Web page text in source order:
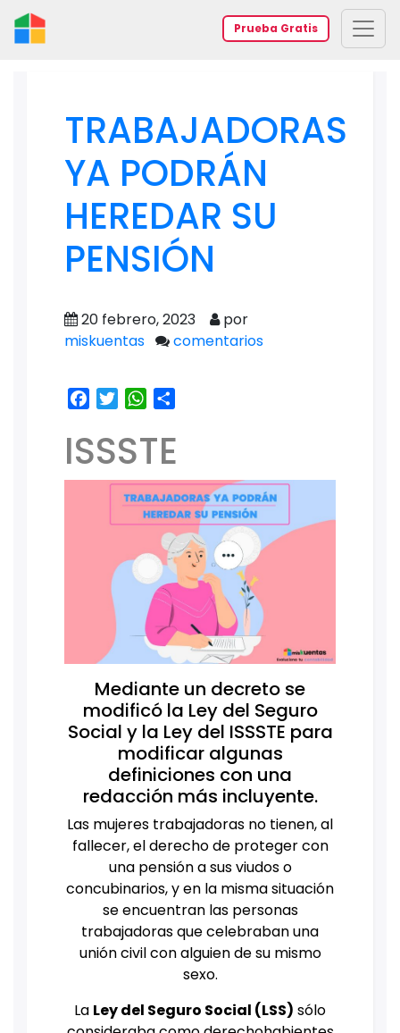
Prueba Gratis
TRABAJADORAS
YA PODRÁN
HEREDAR SU
PENSIÓN
20 febrero, 2023
por
miskuentas
comentarios
Facebook
TwitterWhatsApp
ISSSTE
Mediante un decreto se
modificó la Ley del Seguro
Social y la Ley del ISSSTE para
modificar algunas
definiciones con una
redacción más incluyente.
Las mujeres trabajadoras no tienen, al
fallecer, el derecho de proteger con
una pensión a sus viudos o
concubinarios, y en la misma situación
se encuentran las personas
trabajadoras que celebraban una
unión civil con alguien de su mismo
sexo.
La Ley del Seguro Social (LSS) sólo